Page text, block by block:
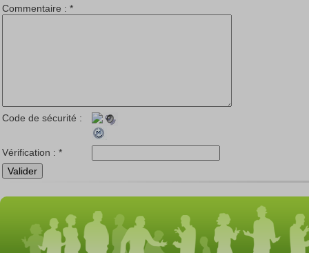
Commentaire : *
Code de sécurité :
Vérification : *